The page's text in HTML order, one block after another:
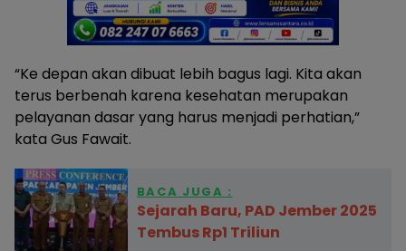
“Ke depan akan dibuat lebih bagus lagi. Kita akan
terus berbenah karena kesehatan merupakan
pelayanan dasar yang harus menjadi perhatian,”
kata Gus Fawait.
BACA JUGA :
Sejarah Baru, PAD Jember 2025
Tembus Rp1 Triliun